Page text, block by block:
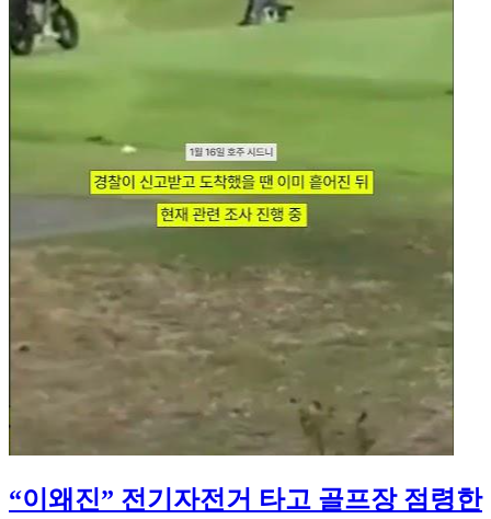
“이왜진” 전기자전거 타고 골프장 점령한